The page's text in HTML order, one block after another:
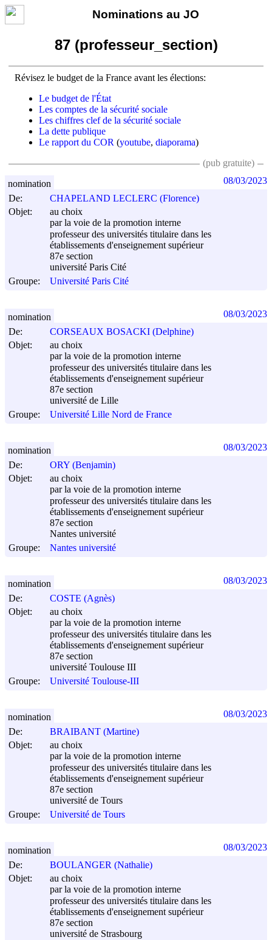
Nominations au JO
87 (professeur_section)
Révisez le budget de la France avant les élections:
Le budget de l'État
Les comptes de la sécurité sociale
Les chiffres clef de la sécurité sociale
La dette publique
Le rapport du COR (youtube, diaporama)
(pub gratuite)
De:
CHAPELAND LECLERC (Florence)
Objet:
au choix
par la voie de la promotion interne
professeur des universités titulaire dans les
établissements d'enseignement supérieur
87e section
université Paris Cité
Groupe:
Université Paris Cité
nomination 08/03/2023
De:
CORSEAUX BOSACKI (Delphine)
Objet:
au choix
par la voie de la promotion interne
professeur des universités titulaire dans les
établissements d'enseignement supérieur
87e section
université de Lille
Groupe:
Université Lille Nord de France
nomination 08/03/2023
De:
ORY (Benjamin)
Objet:
au choix
par la voie de la promotion interne
professeur des universités titulaire dans les
établissements d'enseignement supérieur
87e section
Nantes université
Groupe:
Nantes université
nomination 08/03/2023
De:
COSTE (Agnès)
Objet:
au choix
par la voie de la promotion interne
professeur des universités titulaire dans les
établissements d'enseignement supérieur
87e section
université Toulouse III
Groupe:
Université Toulouse-III
nomination 08/03/2023
De:
BRAIBANT (Martine)
Objet:
au choix
par la voie de la promotion interne
professeur des universités titulaire dans les
établissements d'enseignement supérieur
87e section
université de Tours
Groupe:
Université de Tours
nomination 08/03/2023
De:
BOULANGER (Nathalie)
Objet:
au choix
par la voie de la promotion interne
professeur des universités titulaire dans les
établissements d'enseignement supérieur
87e section
université de Strasbourg
nomination 08/03/2023